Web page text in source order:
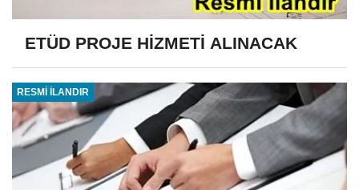
ETÜD PROJE HİZMETİ ALINACAK
RESMİ İLANDIR